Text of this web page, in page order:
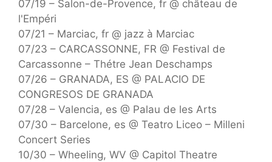
07/19 – Salon-de-Provence, fr @ château de
l'Empéri
07/21 – Marciac, fr @ jazz à Marciac
07/23 – CARCASSONNE, FR @ Festival de
Carcassonne – Thétre Jean Deschamps
07/26 – GRANADA, ES @ PALACIO DE
CONGRESOS DE GRANADA
07/28 – Valencia, es @ Palau de les Arts
07/30 – Barcelone, es @ Teatro Liceo – Milleni
Concert Series
10/30 – Wheeling, WV @ Capitol Theatre